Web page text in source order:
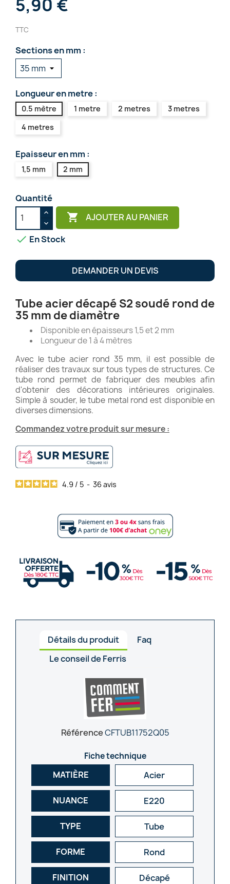
5,90 €
TTC
Sections en mm :
Longueur en metre :
0.5 mètre 1 metre 2 metres
3 metres
4 metres
Epaisseur en mm :
1,5 mm 2 mm
Quantité
 AJOUTER AU PANIER
 En Stock
DEMANDER UN DEVIS
Tube acier décapé S2 soudé rond de
35 mm de diamètre
Disponible en épaisseurs 1,5 et 2 mm
Longueur de 1 à 4 mètres
Avec le tube acier rond 35 mm, il est possible de
réaliser des travaux sur tous types de structures. Ce
tube rond permet de fabriquer des meubles afin
d'obtenir des décorations intérieures originales.
Simple à souder, le tube metal rond est disponible en
diverses dimensions.
Commandez votre produit sur mesure :
4.9 / 5 - 36 avis
Détails du produit
Faq
Le conseil de Ferris
RéférenceCFTUB11752Q05
Fiche technique
MATIÈRE Acier
NUANCE E220
TYPE Tube
FORME Rond
FINITION Décapé